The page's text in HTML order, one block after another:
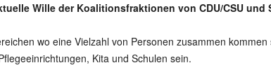
Wille der Koalitionsfraktionen von CDU/CSU und
wo eine Vielzahl von Personen zusammen
Kita und Schulen sein.